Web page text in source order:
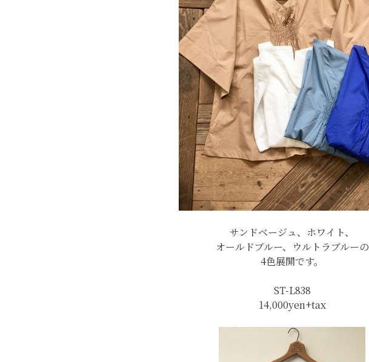
サンドベージュ、ホワイト、
オールドブルー、ウルトラブルーの
4色展開です。
ST-L838
14,000yen+tax